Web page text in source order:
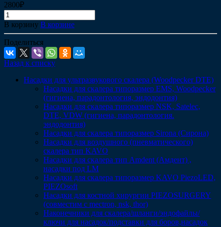
2800₽
В корзину В корзине
Поделиться
Назад к списку
Насадки для ультразвукового скалера (Woodpecker DTE)
Насадки для скалера типоразмер EMS, Woodpecker
(гигиена, парадонтология, эндодонтия)
Насадки для скалера типоразмер NSK, Satelec,
DTE, VDW (гигиена, парадонтология.
эндодонтия)
Насадки для скалера типоразмер Sirona (Сирона)
Насадки для воздушного (пневматического)
скалера тип KAVO
Насадки для скалера тип Amdent (Амдент) ,
насадки под LM
Насадки для скалера типоразмер KAVO PiezoLED,
PIEZOsoft
Насадки для костной хирургии PIEZOSURGERY
(совместим с mectron, nsk, thor)
Наконечники для скалера/шланги/эндофайлы/
ключи для насадок/подставки для боров,насадок